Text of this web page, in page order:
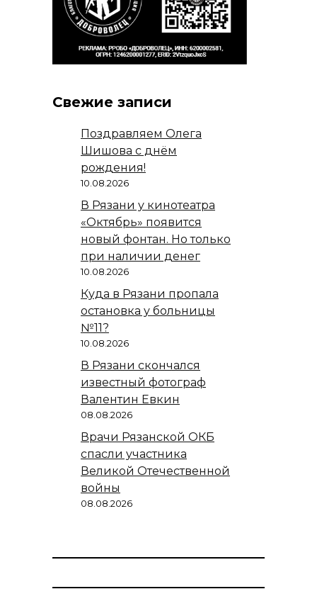
Свежие записи
Поздравляем Олега
Шишова с днём
рождения!
10.08.2026
В Рязани у кинотеатра
«Октябрь» появится
новый фонтан. Но только
при наличии денег
10.08.2026
Куда в Рязани пропала
остановка у больницы
№11?
10.08.2026
В Рязани скончался
известный фотограф
Валентин Евкин
08.08.2026
Врачи Рязанской ОКБ
спасли участника
Великой Отечественной
войны
08.08.2026